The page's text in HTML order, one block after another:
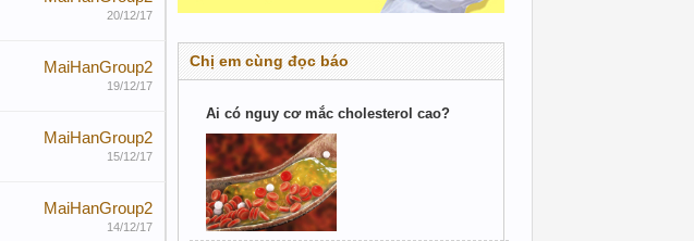
20/12/17
MaiHanGroup2
19/12/17
MaiHanGroup2
15/12/17
MaiHanGroup2
14/12/17
Chị em cùng đọc báo
Ai có nguy cơ mắc cholesterol cao?